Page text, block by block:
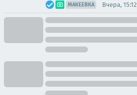
МАКЕЕВКА Вчера, 15:12